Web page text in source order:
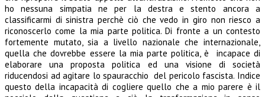
ho nessuna simpatia ne per la destra e stento ancora a
classificarmi di sinistra perchè ciò che vedo in giro non riesco a
riconoscerlo come la mia parte politica. Di fronte a un contesto
fortemente mutato, sia a livello nazionale che internazionale,
quella che dovrebbe essere la mia parte politica, è incapace di
elaborare una proposta politica ed una visione di società
riducendosi ad agitare lo spauracchio del pericolo fascista. Indice
questo della incapacità di cogliere quello che a mio parere è il